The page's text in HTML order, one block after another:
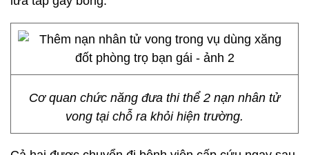
Cơ quan chức năng đưa thi thể 2 nạn nhân tử
vong tại chỗ ra khỏi hiện trường.